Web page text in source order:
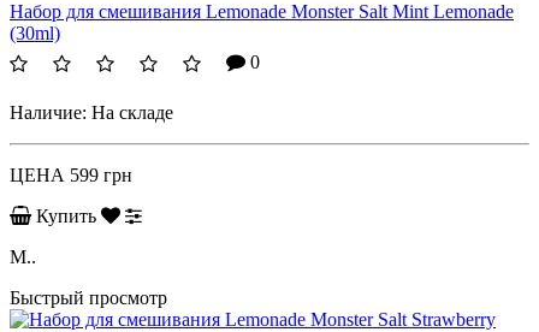
Набор для смешивания Lemonade Monster Salt Mint Lemonade
(30ml)
0
Наличие: На складе
ЦЕНА 599 грн
Купить
M..
Быстрый просмотр